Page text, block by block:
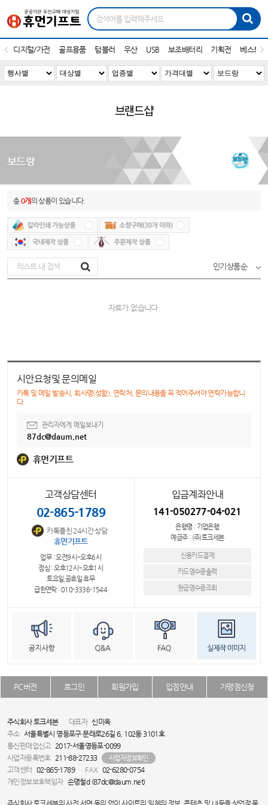
디지털/가전 골프용품 텀블러 우산 USB 보조배터리 기획전 베스트
브랜드샵
보드랑
총0개의 상품이 있습니다.
인기상품순
자료가 없습니다.
시안요청및 문의메일
카톡 및 메일 발송시, 회사명(성함), 연락처, 문의내용을 꼭 적어주셔야 연락가능합니
다.
관리자에게 메일보내기
87dc@daum.net
휴먼기프트
고객상담센터
02-865-1789
카톡플친 24시간 상담
휴먼기프트
업무 : 오전9시~오후6시
점심 : 오후12시~오후1시
토요일,공휴일 휴무
급한연락 : 010-3336-1544
입금계좌안내
141-050277-04-021
은행명 : 기업은행
예금주 : (주)토크세븐
신용카드결제
카드영수증출력
현금영수증조회
PC버전 로그인 회원가입 입점안내 가맹점신청
주식회사 토크세븐 대표자 신미옥
주소 서울특별시 영등포구 문래로26길 6, 102동 3101호
통신판매업신고 2017-서울영등포-0099
사업자등록번호 211-88-27233 사업자정보확인
고객센터 02-865-1789 FAX 02-6280-0754
개인정보보호책임자 손명철d (87dc@daum.net)
주식회사 토크세븐의 사전 서면 동의 없이 사이트의 일체의 정보, 콘텐츠 및 UI등을 상업적 목